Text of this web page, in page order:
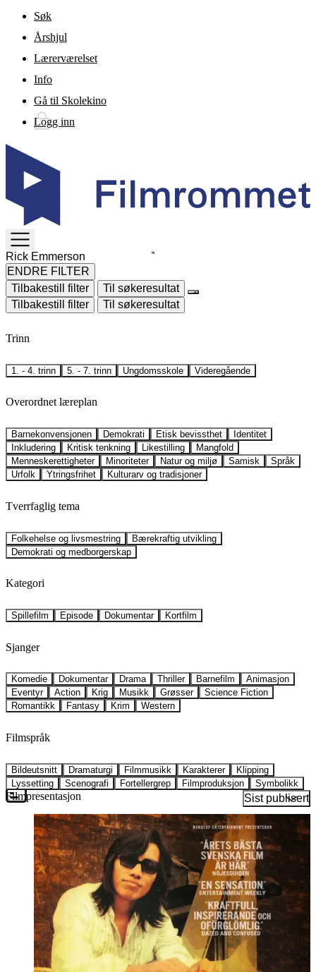
Gå til hovedinnhold
Søk
Årshjul
Lærerværelset
Info
Gå til Skolekino
Logg inn
TOGGLE
MENU
ENDRE FILTER
Tilbakestill filter
Til søkeresultat
Tilbakestill filter
Til søkeresultat
Trinn
1. - 4. trinn 5. - 7. trinn Ungdomsskole Videregående
Overordnet læreplan
Barnekonvensjonen Demokrati Etisk bevissthet
Identitet
Inkludering
Kritisk tenkning Likestilling
Mangfold
Menneskerettigheter
Minoriteter Natur og miljø Samisk
Språk
Urfolk
Ytringsfrihet Kulturarv og tradisjoner
Tverrfaglig tema
Folkehelse og livsmestring
Bærekraftig utvikling
Demokrati og medborgerskap
Kategori
Spillefilm Episode Dokumentar Kortfilm
Sjanger
Komedie Dokumentar Drama Thriller Barnefilm
Animasjon
Eventyr
Action Krig Musikk Grøsser
Science Fiction
Romantikk
Fantasy Krim Western
Filmspråk
Bildeutsnitt Dramaturgi Filmmusikk Karakterer
Klipping
Lyssetting
Scenografi Fortellergrep Filmproduksjon Symbolikk
Sist publisert
Filmpresentasjon